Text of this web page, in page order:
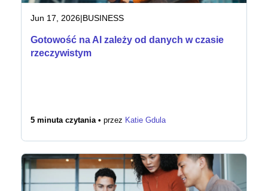
Jun 17, 2026|BUSINESS
Gotowość na AI zależy od danych w czasie
rzeczywistym
5 minuta czytania • przez Katie Gdula